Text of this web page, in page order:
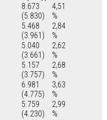
8.673
(5.830)
4,51
%
5.468
(3.961)
2,84
%
5.040
(3.661)
2,62
%
5.157
(3.757)
2,68
%
6.981
(4.775)
3,63
%
5.759
(4.230)
2,99
%